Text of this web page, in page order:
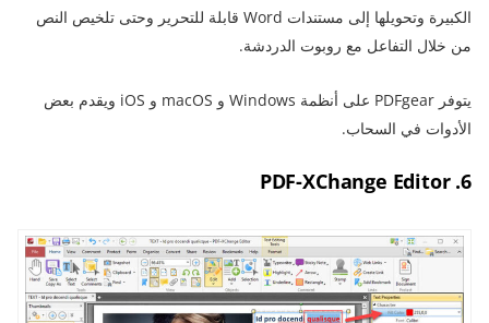
الكبيرة وتحويلها إلى مستندات Word قابلة للتحرير وحتى تلخيص النص
من خلال التفاعل مع روبوت الدردشة.
يتوفر PDFgear على أنظمة Windows و macOS و iOS ويقدم بعض
الأدوات في السحاب.
6. PDF-XChange Editor